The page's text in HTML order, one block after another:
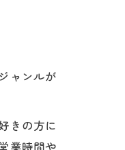
ャンルが
きの方に
業時間や